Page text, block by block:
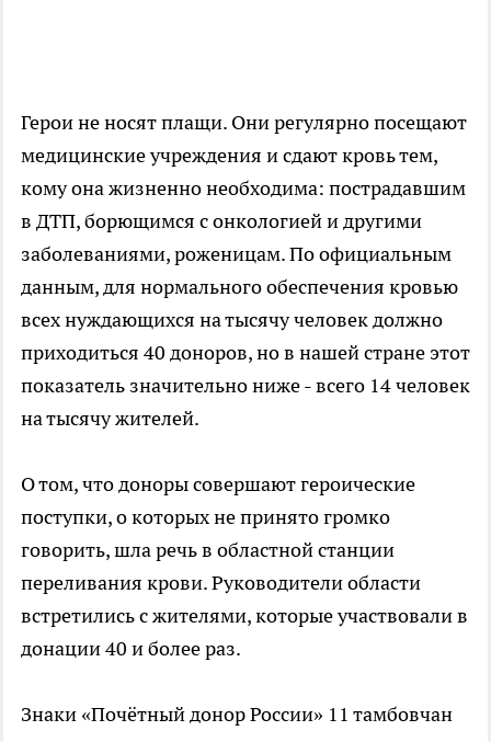
Герои не носят плащи. Они регулярно посещают
медицинские учреждения и сдают кровь тем,
кому она жизненно необходима: пострадавшим
в ДТП, борющимся с онкологией и другими
заболеваниями, роженицам. По официальным
данным, для нормального обеспечения кровью
всех нуждающихся на тысячу человек должно
приходиться 40 доноров, но в нашей стране этот
показатель значительно ниже - всего 14 человек
на тысячу жителей.
О том, что доноры совершают героические
поступки, о которых не принято громко
говорить, шла речь в областной станции
переливания крови. Руководители области
встретились с жителями, которые участвовали в
донации 40 и более раз.
Знаки «Почётный донор России» 11 тамбовчан